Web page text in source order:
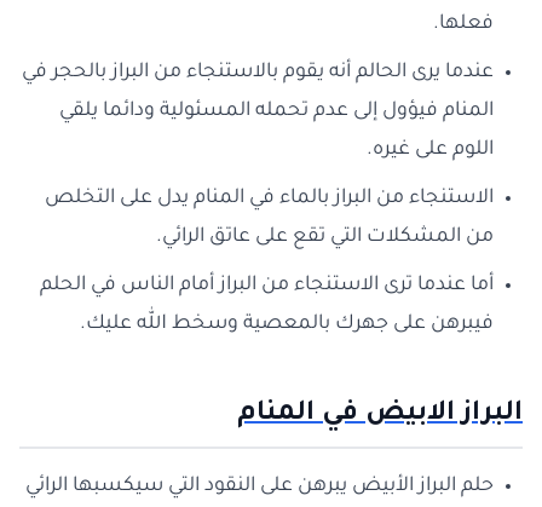
فعلها.
عندما يرى الحالم أنه يقوم بالاستنجاء من البراز بالحجر في
المنام فيؤول إلى عدم تحمله المسئولية ودائما يلقي
اللوم على غيره.
الاستنجاء من البراز بالماء في المنام يدل على التخلص
من المشكلات التي تقع على عاتق الرائي.
أما عندما ترى الاستنجاء من البراز أمام الناس في الحلم
فيبرهن على جهرك بالمعصية وسخط الله عليك.
البراز الابيض في المنام
حلم البراز الأبيض يبرهن على النقود التي سيكسبها الرائي